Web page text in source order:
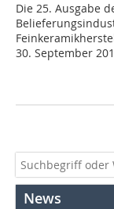
Die 25. Ausgabe
30. September
News